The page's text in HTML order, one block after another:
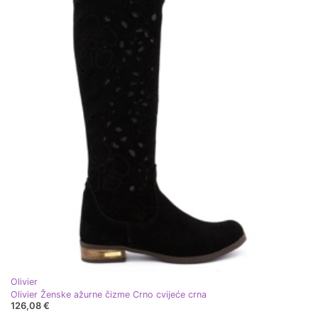
Olivier
Olivier Ženske ažurne čizme Crno cvijeće crna
126,08 €